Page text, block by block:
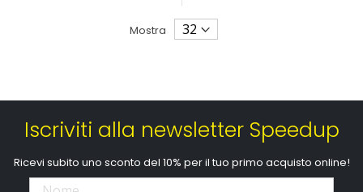
Mostra
Iscriviti alla newsletter Speedup
Ricevi subito uno sconto del 10% per il tuo primo acquisto online!